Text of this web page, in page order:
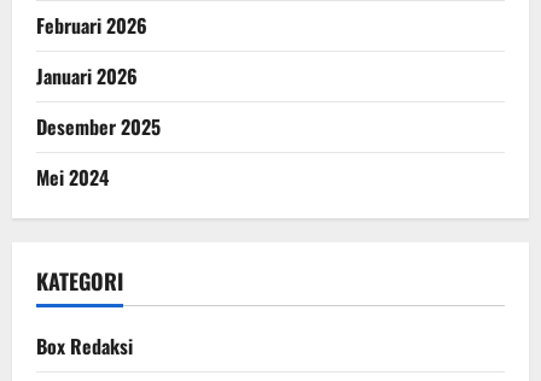
Februari 2026
Januari 2026
Desember 2025
Mei 2024
KATEGORI
Box Redaksi